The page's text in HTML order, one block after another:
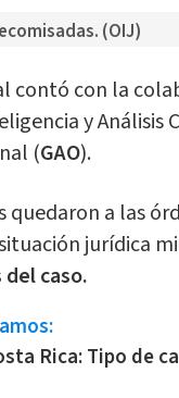
(OIJ)
contó con la
y Análisis
(GAO).
quedaron a las
jurídica
caso.
Rica: Tipo de